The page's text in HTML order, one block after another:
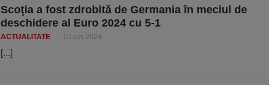
Scoţia a fost zdrobită de Germania în meciul de
deschidere al Euro 2024 cu 5-1
ACTUALITATE 15 iun 2024
[...]